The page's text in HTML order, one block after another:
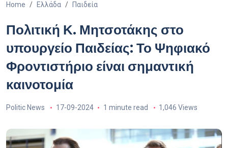
Home Ελλάδα Παιδεία
Πολιτική Κ. Μητσοτάκης στο
υπουργείο Παιδείας: Το Ψηφιακό
Φροντιστήριο είναι σημαντική
καινοτομία
Politic News 17-09-2024 1 minute read 1,046 Views